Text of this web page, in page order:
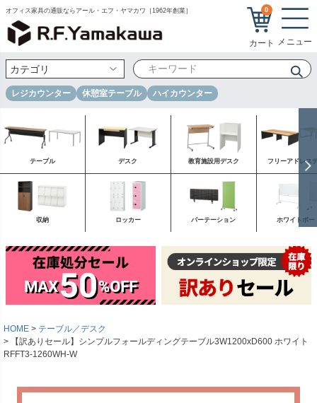
オフィス家具の通販ならアール・エフ・ヤマカワ［1962年創業］ 0
レジカウンター 休憩室テーブル ハイカウンター
テーブル デスク 教育施設用デスク フリーアドレス
収納 ロッカー パーテーション ホワイトボー
HOME
テーブル／デスク
【訳ありセール】シンプルフォールディングテーブル3W1200xD600 ホワイト
RFFT3-1260WH-W